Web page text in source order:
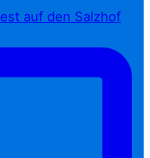
auf den Salzhof